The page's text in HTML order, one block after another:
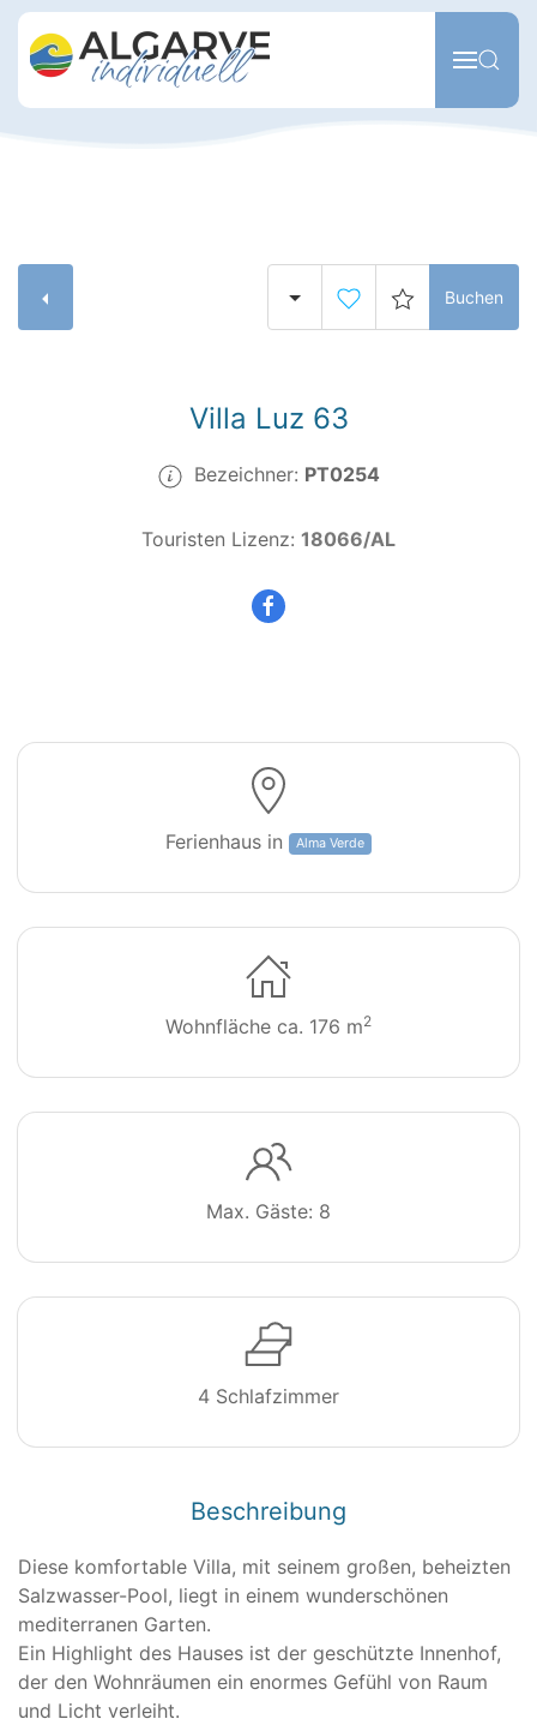
Zum Hauptinhalt springen
Buchen
Villa Luz 63
Bezeichner: PT0254
Touristen Lizenz: 18066/AL
Ferienhaus in Alma Verde
Wohnfläche ca. 176 m2
Max. Gäste: 8
4 Schlafzimmer
Beschreibung
Diese komfortable Villa, mit seinem großen, beheizten
Salzwasser-Pool, liegt in einem wunderschönen
mediterranen Garten.
Ein Highlight des Hauses ist der geschützte Innenhof,
der den Wohnräumen ein enormes Gefühl von Raum
und Licht verleiht.